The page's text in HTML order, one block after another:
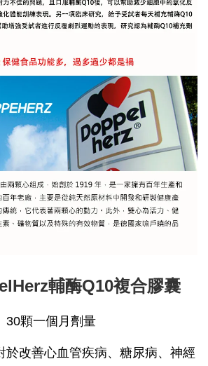
輔酶Q10複合膠囊
30顆一個月劑量
於改善心血管疾病、糖尿病、神經